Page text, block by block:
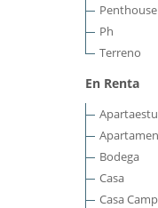
Penthouse
Ph
Terreno
En Renta
Bodega
Casa
Casa